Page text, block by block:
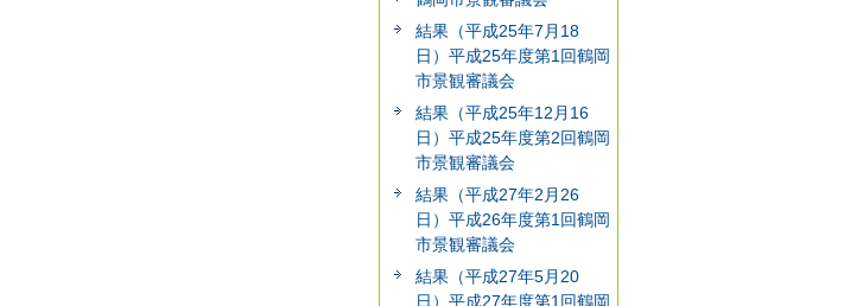
結果（平成25年7月18
日）平成25年度第1回鶴岡
市景観審議会
結果（平成25年12月16
日）平成25年度第2回鶴岡
市景観審議会
結果（平成27年2月26
日）平成26年度第1回鶴岡
市景観審議会
結果（平成27年5月20
日）平成27年度第1回鶴岡